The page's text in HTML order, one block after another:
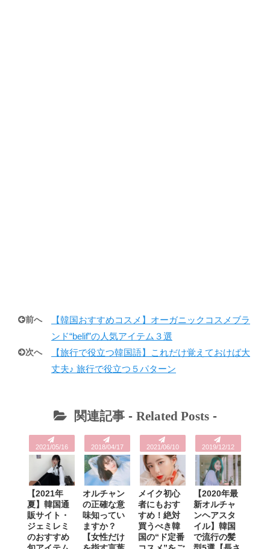
前へ
【韓国おすすめコスメ】オーガニックコスメブラ
ンド“belif”の人気アイテム３選
次へ
【旅行で役立つ韓国語】これだけ覚えておけば大
丈夫♪ 旅行で役立つ５パターン
関連記事 - Related Posts-
2021/05/16
【2021年
夏】韓国通
販サイト・
ジェミレミ
のおすすめ
2018/04/17
オルチャン
の正確な意
味知ってい
ますか？
【女性だけ
2021/06/10
メイク初心
者にもおす
すめ！絶対
買うべき韓
国の“ド定番
2019/12/12
【2020年最
新オルチャ
ンヘアスタ
イル】韓国
で流行の髪